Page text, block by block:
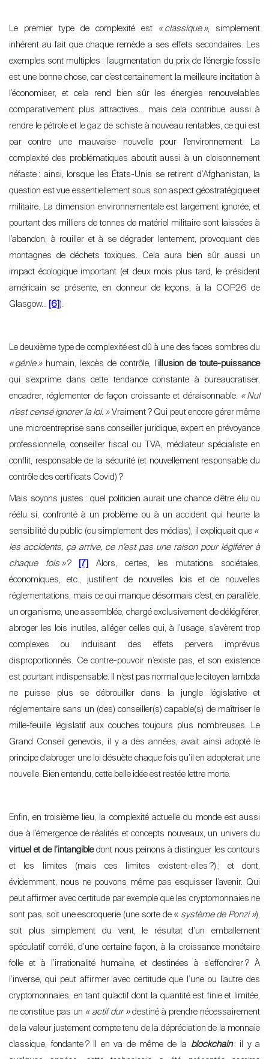
Le premier type de complexité est « classique », simplement
inhérent au fait que chaque remède a ses effets secondaires. Les
exemples sont multiples : l’augmentation du prix de l ’énergie fossile
est une bonne chose, car c’est certainement la meilleure incitation à
’économiser, et cela rend bien sûr les énergies renouvelables
comparativement plus attractives… mais cela contribue aussi à
rendre le pétrole et le gaz de schisteà nouveau rentables, ce qui est
par contre une mauvaise nouvelle pour l’environnement. La
complexité des problématiques aboutit aussi à un cloisonnement
néfaste : ainsi, lorsque les États-Unis se retirent d ’Afghanistan, la
question est vue essentiellement sous son aspect géostratégique et
militaire. La dimension environnementale est largement ignorée, et
pourtant des milliers de tonnes de matériel militaire sont laissées à
l’abandon, à rouiller et à se dégrader lentement, provoquant des
montagnes de déchets toxiques. Cela aura bien sûr aussi un
impact écologique important (et deux mois plus tard, le président
américain se présente, en donneur de leçons, à la COP26 de
Glasgow…
[6] ).
Le deuxième type de complexité est dû à une des faces sombres du
« génie »humain, l ’excès de contrôle, l ’illusion de toute-puissance
qui s’exprime dans cette tendance constante à bureaucratiser,
encadrer, réglementer de façon croissante et déraisonnable. « Nul
n’est censé ignorer la loi. »Vraiment ? Qui peut encore gérer même
une microentreprise sans conseiller juridique, expert en prévoyance
professionnelle, conseiller fiscal ou TVA, médiateur spécialiste en
conflit, responsable de la sécurité (et nouvellement responsable du
contrôle des certificats Covid) ?
Mais soyons justes : quel politicien aurait une chance d ’être élu ou
réélu si, confronté à un problème ou à un accident qui heurte la
sensibilité du public (ou simplement des médias), il expliquait que «
les accidents, ça arrive, ce n’est pas une raison pour légiférer à
chaque fois » ? [7]
Alors, certes, les mutations sociétales,
économiques, etc., justifient de nouvelles lois et de nouvelles
réglementations, mais ce qui manque désormais c’est, en parallèle,
un organisme, une assemblée, chargé exclusivement de délégiférer,
abroger les lois inutiles, alléger celles qui, à l ’usage, s’avèrent trop
complexes ou induisant des effets pervers imprévus
disproportionnés. Ce contre-pouvoir n’existe pas, et son existence
est pourtant indispensable. Il n’est pas normal que le citoyen lambda
ne puisse plus se débrouiller dans la jungle législative et
réglementaire sans un (des) conseiller(s) capable(s) de maîtriser le
mille-feuille législatif aux couches toujours plus nombreuses. Le
Grand Conseil genevois, il y a des années, avait ainsi adopté le
principe d’abroger une loi désuète chaque fois qu’il en adopterait une
nouvelle. Bien entendu, cette belle idée est restée lettre morte.
Enfin, en troisième lieu, la complexité actuelle du monde est aussi
due à l’émergence de réalités et concepts nouveaux, un univers du
virtuel et de l ’intangibledont nous peinons à distinguer les contours
et les limites (mais ces limites existent-elles ?) ; et dont,
évidemment, nous ne pouvons même pas esquisser l ’avenir. Qui
peut affirmer avec certitude par exemple que les cryptomonnaies ne
sont pas, soit une escroquerie (une sorte de « système de Ponzi »),
soit plus simplement du vent, le résultat d’un emballement
spéculatif corrélé, d’une certaine façon, à la croissance monétaire
folle et à l ’irrationalité humaine, et destinées à s’effondrer ? À
l’inverse, qui peut affirmer avec certitude que l ’une ou l ’autre des
cryptomonnaies, en tant qu’actif dont la quantité est finie et limitée,
ne constitue pas un « actif dur »destiné à prendre nécessairement
de la valeur justement compte tenu de la dépréciation de la monnaie
classique, fondante ? Il en va de même de la blockchain : il y a